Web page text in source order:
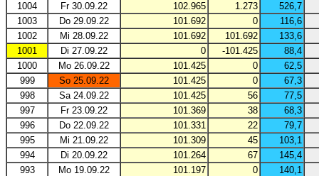
1004
Fr 30.09.22 102.965 1.273
526,7
1003
Do 29.09.22 101.692 0
116,6
1002
Mi 28.09.22 101.692 101.692
133,6
1001
Di 27.09.22 0 -101.425
88,4
1000
Mo 26.09.22 101.425 0
62,5
999
So 25.09.22 101.425 0
67,3
998
Sa 24.09.22 101.425 56
77,5
997
Fr 23.09.22 101.369 38
68,3
996
Do 22.09.22 101.331 22
79,7
995
Mi 21.09.22 101.309 45
103,1
994
Di 20.09.22 101.264 67
145,4
993
Mo 19.09.22 101.197 0
140,1